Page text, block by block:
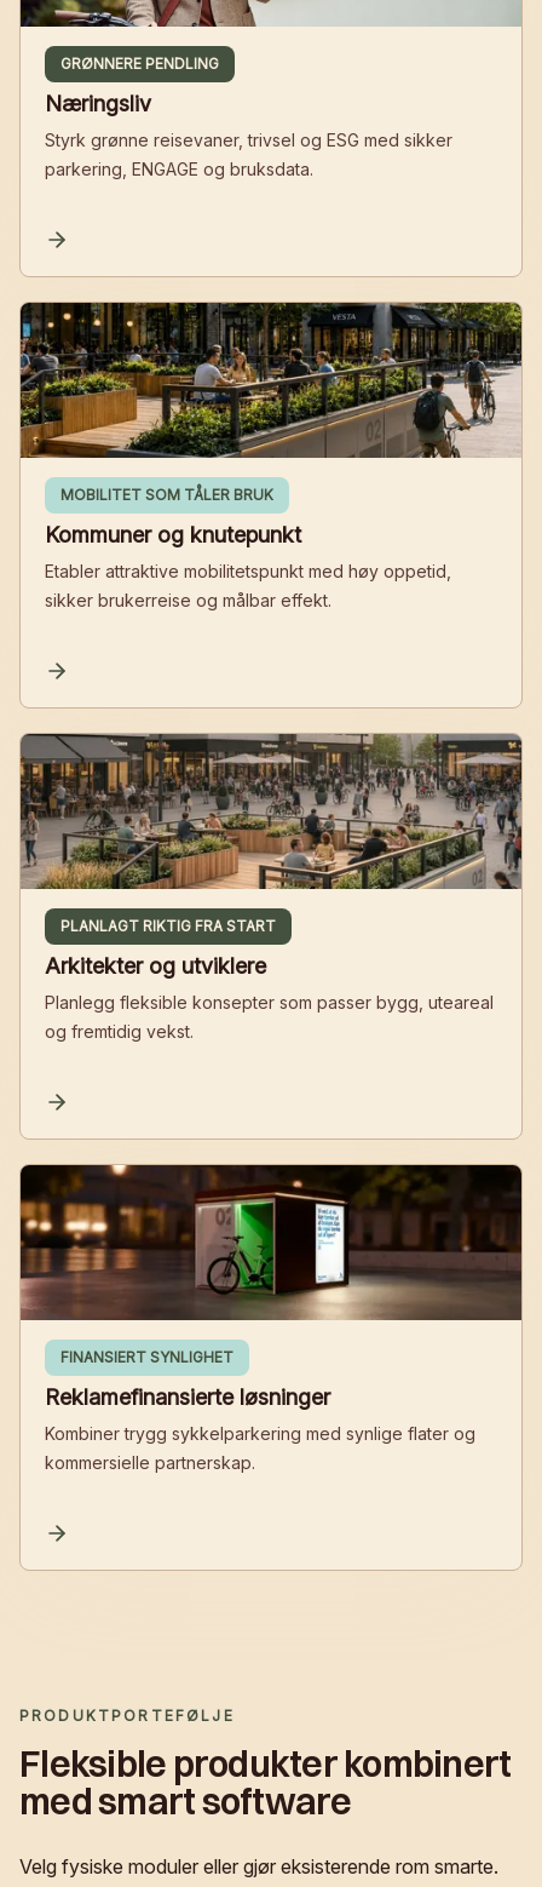
GRØNNERE PENDLING
Næringsliv
Styrk grønne reisevaner, trivsel og ESG med sikker
parkering, ENGAGE og bruksdata.
MOBILITET SOM TÅLER BRUK
Kommuner og knutepunkt
Etabler attraktive mobilitetspunkt med høy oppetid,
sikker brukerreise og målbar effekt.
PLANLAGT RIKTIG FRA START
Arkitekter og utviklere
Planlegg fleksible konsepter som passer bygg, uteareal
og fremtidig vekst.
FINANSIERT SYNLIGHET
Reklamefinansierte løsninger
Kombiner trygg sykkelparkering med synlige flater og
kommersielle partnerskap.
PRODUKTPORTEFØLJE
Fleksible produkter kombinert
med smart software
Velg fysiske moduler eller gjør eksisterende rom smarte.